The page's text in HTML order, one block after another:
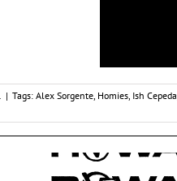
| Tags: Alex Sorgente, Homies, Ish Cepeda